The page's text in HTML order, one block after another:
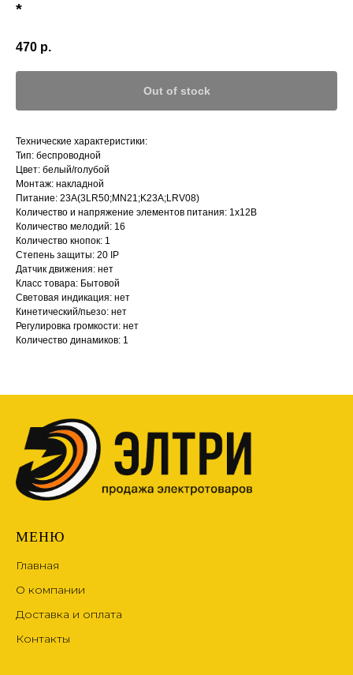
*
470 р.
Out of stock
Технические характеристики:
Тип: беспроводной
Цвет: белый/голубой
Монтаж: накладной
Питание: 23А(3LR50;MN21;K23A;LRV08)
Количество и напряжение элементов питания: 1х12В
Количество мелодий: 16
Количество кнопок: 1
Степень защиты: 20 IP
Датчик движения: нет
Класс товара: Бытовой
Световая индикация: нет
Кинетический/пьезо: нет
Регулировка громкости: нет
Количество динамиков: 1
МЕНЮ
Главная
О компании
Доставка и оплата
Контакты